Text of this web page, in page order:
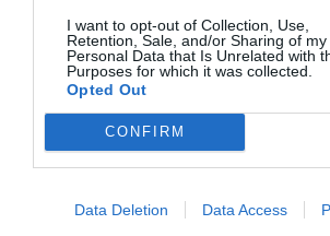
I want to opt-out of Collection, Use,
Retention, Sale, and/or Sharing of my
Personal Data that Is Unrelated with
Purposes for which it was collected.
Opted Out
CONFIRM
Data Deletion Data Access
εξοπλισμού. Η γκάμα της
εξειδικευμένο υλικό ψυχοκινητικής
για συμβολικό παιχνίδι, όλα
αντέχουν στη σκληρή χρήση σε
με τα ευρωπαϊκά πρότυπα
περιβαλλοντικές προδιαγραφές
βιοδιασπώμενα υλικά). Η επιλογή
εγγυάται αξιοπιστία, παιδαγωγική
ισχυρή "πράσινη" ταυτότητα που